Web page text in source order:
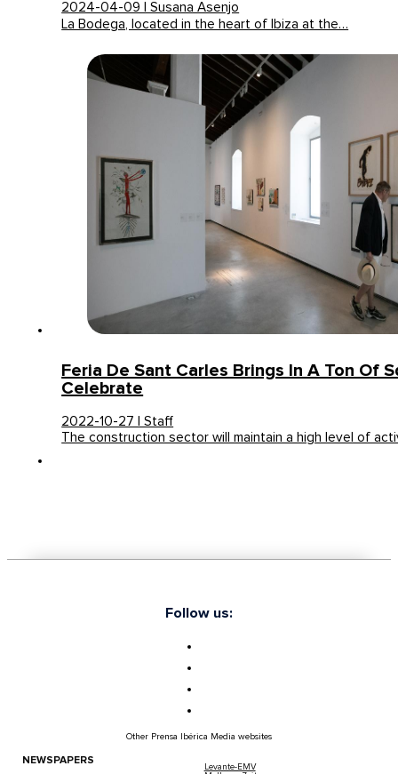
2024-04-09 | Susana Asenjo
La Bodega, located in the heart of Ibiza at the…
Feria De Sant Carles Brings In A Ton Of
Celebrate
2022-10-27 | Staff
The construction sector will maintain a high level of
Follow us:
Other Prensa Ibérica Media websites
NEWSPAPERS
Levante-EMV